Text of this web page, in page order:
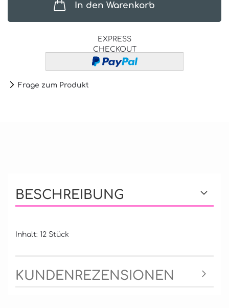
In den Warenkorb
EXPRESS
CHECKOUT
Frage zum Produkt
BESCHREIBUNG
Inhalt: 12 Stück
KUNDENREZENSIONEN